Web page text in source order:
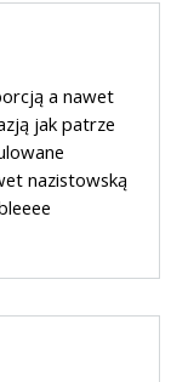
a nawet
jak patrze
nazistowską